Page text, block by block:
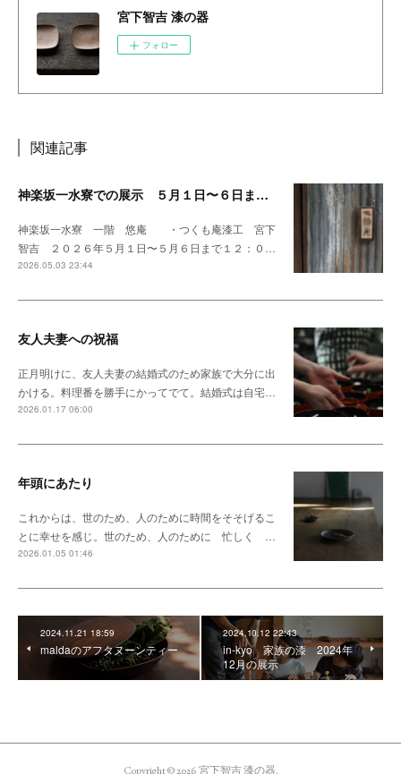
宮下智吉 漆の器
フォロー
関連記事
神楽坂一水寮での展示 ５月１日〜６日まで開催中です
神楽坂一水寮 一階 悠庵 ・つくも庵漆工 宮下
智吉 ２０２６年５月１日〜５月６日まで１２：０…
2026.05.03 23:44
友人夫妻への祝福
正月明けに、友人夫妻の結婚式のため家族で大分に出
かける。料理番を勝手にかってでて。結婚式は自宅…
2026.01.17 06:00
年頭にあたり
これからは、世のため、人のために時間をそそげるこ
とに幸せを感じ。世のため、人のために 忙しく …
2026.01.05 01:46
2024.11.21 18:59
maldaのアフタヌーンティー
2024.10.12 22:43
in-kyo 家族の漆 2024年
12月の展示
Copyright ©2026宮下智吉 漆の器.